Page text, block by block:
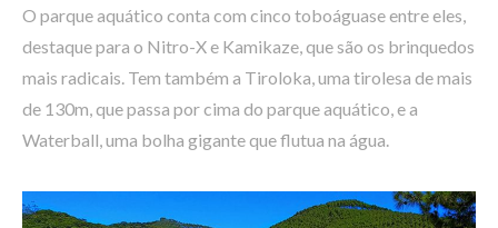
O parque aquático conta com cinco toboáguase entre eles,
destaque para o Nitro-X e Kamikaze, que são os brinquedos
mais radicais. Tem também a Tiroloka, uma tirolesa de mais
de 130m, que passa por cima do parque aquático, e a
Waterball, uma bolha gigante que flutua na água.